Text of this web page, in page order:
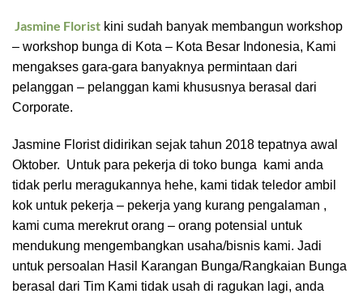
Jasmine Florist kini sudah banyak membangun workshop
– workshop bunga di Kota – Kota Besar Indonesia, Kami
mengakses gara-gara banyaknya permintaan dari
pelanggan – pelanggan kami khususnya berasal dari
Corporate.
Jasmine Florist didirikan sejak tahun 2018 tepatnya awal
Oktober. Untuk para pekerja di toko bunga kami anda
tidak perlu meragukannya hehe, kami tidak teledor ambil
kok untuk pekerja – pekerja yang kurang pengalaman ,
kami cuma merekrut orang – orang potensial untuk
mendukung mengembangkan usaha/bisnis kami. Jadi
untuk persoalan Hasil Karangan Bunga/Rangkaian Bunga
berasal dari Tim Kami tidak usah di ragukan lagi, anda